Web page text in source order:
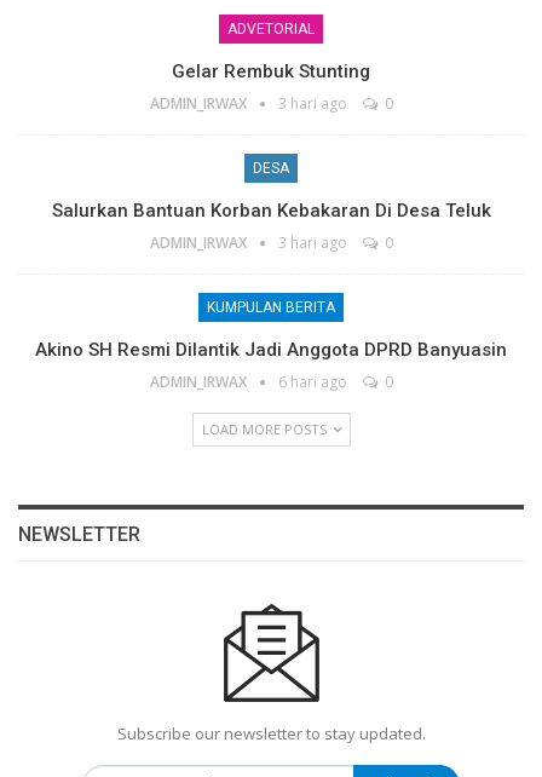
ADVETORIAL
Gelar Rembuk Stunting
ADMIN_IRWAX 3 hari ago 0
DESA
Salurkan Bantuan Korban Kebakaran Di Desa Teluk
ADMIN_IRWAX 3 hari ago 0
KUMPULAN BERITA
Akino SH Resmi Dilantik Jadi Anggota DPRD Banyuasin
ADMIN_IRWAX 6 hari ago 0
LOAD MORE POSTS
NEWSLETTER
Subscribe our newsletter to stay updated.